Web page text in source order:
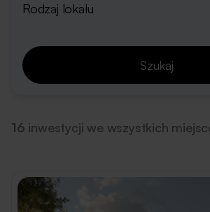
Rodzaj lokalu
Szukaj
16 inwestycji we wszystkich